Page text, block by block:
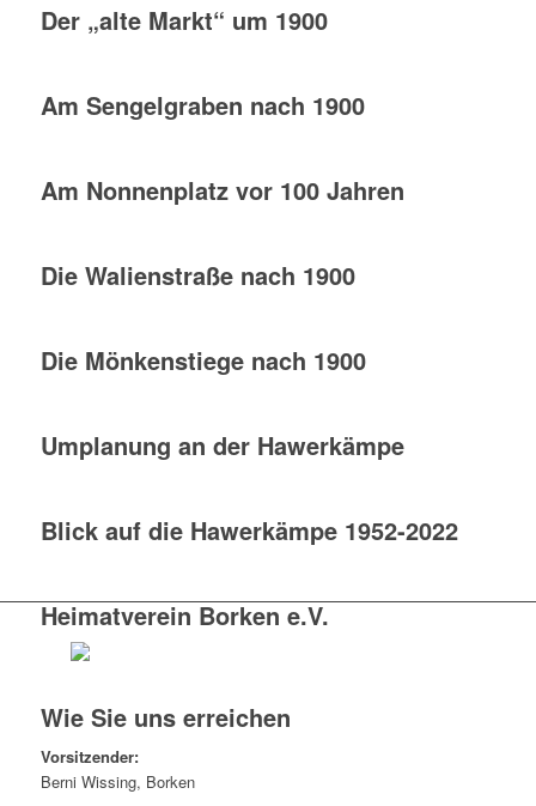
Der „alte Markt“ um 1900
Am Sengelgraben nach 1900
Am Nonnenplatz vor 100 Jahren
Die Walienstraße nach 1900
Die Mönkenstiege nach 1900
Umplanung an der Hawerkämpe
Blick auf die Hawerkämpe 1952-2022
Heimatverein Borken e.V.
Wie Sie uns erreichen
Vorsitzender:
Berni Wissing, Borken